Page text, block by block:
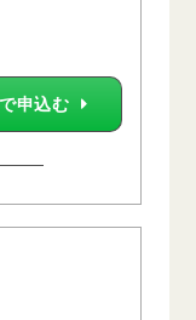
申込む